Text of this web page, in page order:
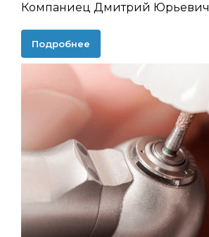
Компаниец Дмитрий Юрьевич
Подробнее